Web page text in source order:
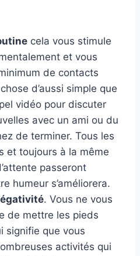
cela vous stimule
et vous
de contacts
d’aussi simple que
vidéo pour discuter
avec un ami ou du
de terminer. Tous les
et toujours à la même
passeront
humeur s’améliorera.
. Vous ne vous
de mettre les pieds
signifie que vous
activités qui